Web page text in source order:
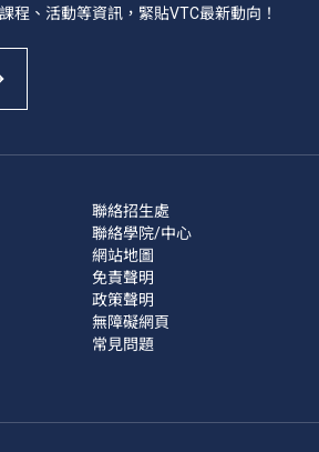
程、活動等資訊，緊貼VTC最新動向！
聯絡招生處
聯絡學院/中心
網站地圖
免責聲明
政策聲明
無障礙網頁
常見問題